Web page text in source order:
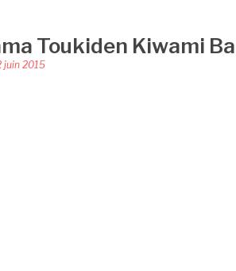
Toukiden Kiwami
juin 2015